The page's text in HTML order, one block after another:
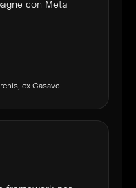
con Meta
ex Casavo